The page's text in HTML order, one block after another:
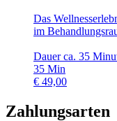
Das
im
Dauer ca. 35
35 Min
€ 49,00
Zahlungsarten